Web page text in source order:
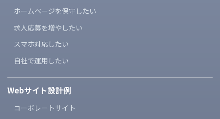
ホームページを保守したい
求人応募を増やしたい
スマホ対応したい
自社で運用したい
Webサイト設計例
コーポレートサイト